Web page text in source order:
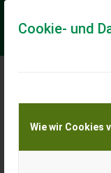
Cookie- und
Wie wir Cookies
Meine
Transport